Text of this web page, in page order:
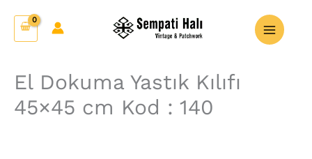
El Dokuma Yastık Kılıfı
45×45 cm Kod : 140
Dokuma
Yastık
45x45
cm